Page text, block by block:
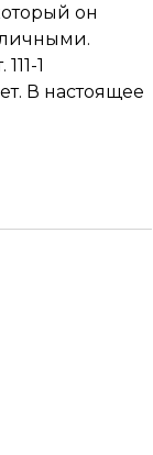
он
1
В настоящее